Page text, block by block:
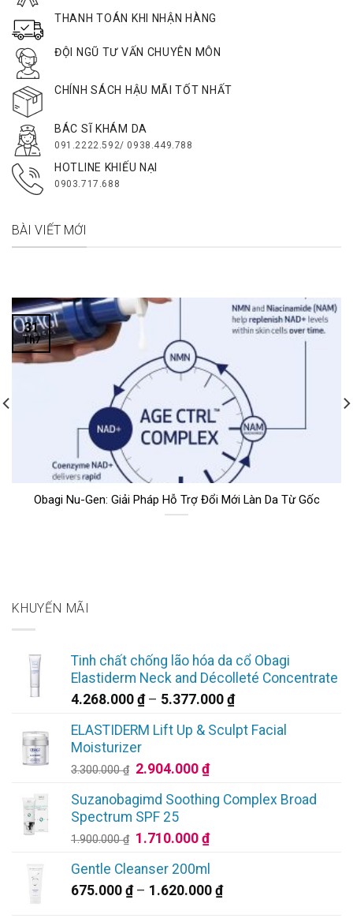
THANH TOÁN KHI NHẬN HÀNG
ĐỘI NGŨ TƯ VẤN CHUYÊN MÔN
CHÍNH SÁCH HẬU MÃI TỐT NHẤT
BÁC SĨ KHÁM DA
091.2222.592/ 0938.449.788
HOTLINE KHIẾU NẠI
0903.717.688
BÀI VIẾT MỚI
Obagi Nu-Gen: Giải Pháp Hỗ Trợ Đổi Mới Làn Da Từ Gốc
31
Th7
KHUYẾN MÃI
Tinh chất chống lão hóa da cổ Obagi
Elastiderm Neck and Décolleté Concentrate
4.268.000 ₫ – 5.377.000 ₫Khoảng
từ
5.377.000 ₫
ELASTIDERM Lift Up & Sculpt Facial
Moisturizer
3.300.000₫ Giá
là:
3.300.000 ₫.
2.904.000₫Giá
tại
Suzanobagimd Soothing Complex Broad
Spectrum SPF 25
1.900.000₫ Giá
là:
1.900.000 ₫.
1.710.000₫Giá
tại
là:
Gentle Cleanser 200ml
675.000 ₫ – 1.620.000 ₫Khoảng